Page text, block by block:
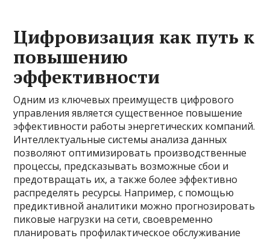
Цифровизация как путь к
повышению
эффективности
Одним из ключевых преимуществ цифрового
управления является существенное повышение
эффективности работы энергетических компаний.
Интеллектуальные системы анализа данных
позволяют оптимизировать производственные
процессы, предсказывать возможные сбои и
предотвращать их, а также более эффективно
распределять ресурсы. Например, с помощью
предиктивной аналитики можно прогнозировать
пиковые нагрузки на сети, своевременно
планировать профилактическое обслуживание